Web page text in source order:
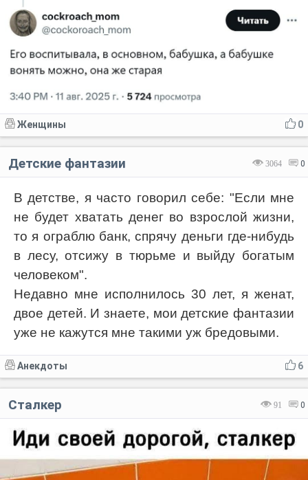
0
Женщины
3064 0
Детские фантазии
В детстве, я часто говорил себе: "Если мне
не будет хватать денег во взрослой жизни,
то я ограблю банк, спрячу деньги где-нибудь
в лесу, отсижу в тюрьме и выйду богатым
человеком".
Недавно мне исполнилось 30 лет, я женат,
двое детей. И знаете, мои детские фантазии
уже не кажутся мне такими уж бредовыми.
6
Анекдоты
91 0
Сталкер